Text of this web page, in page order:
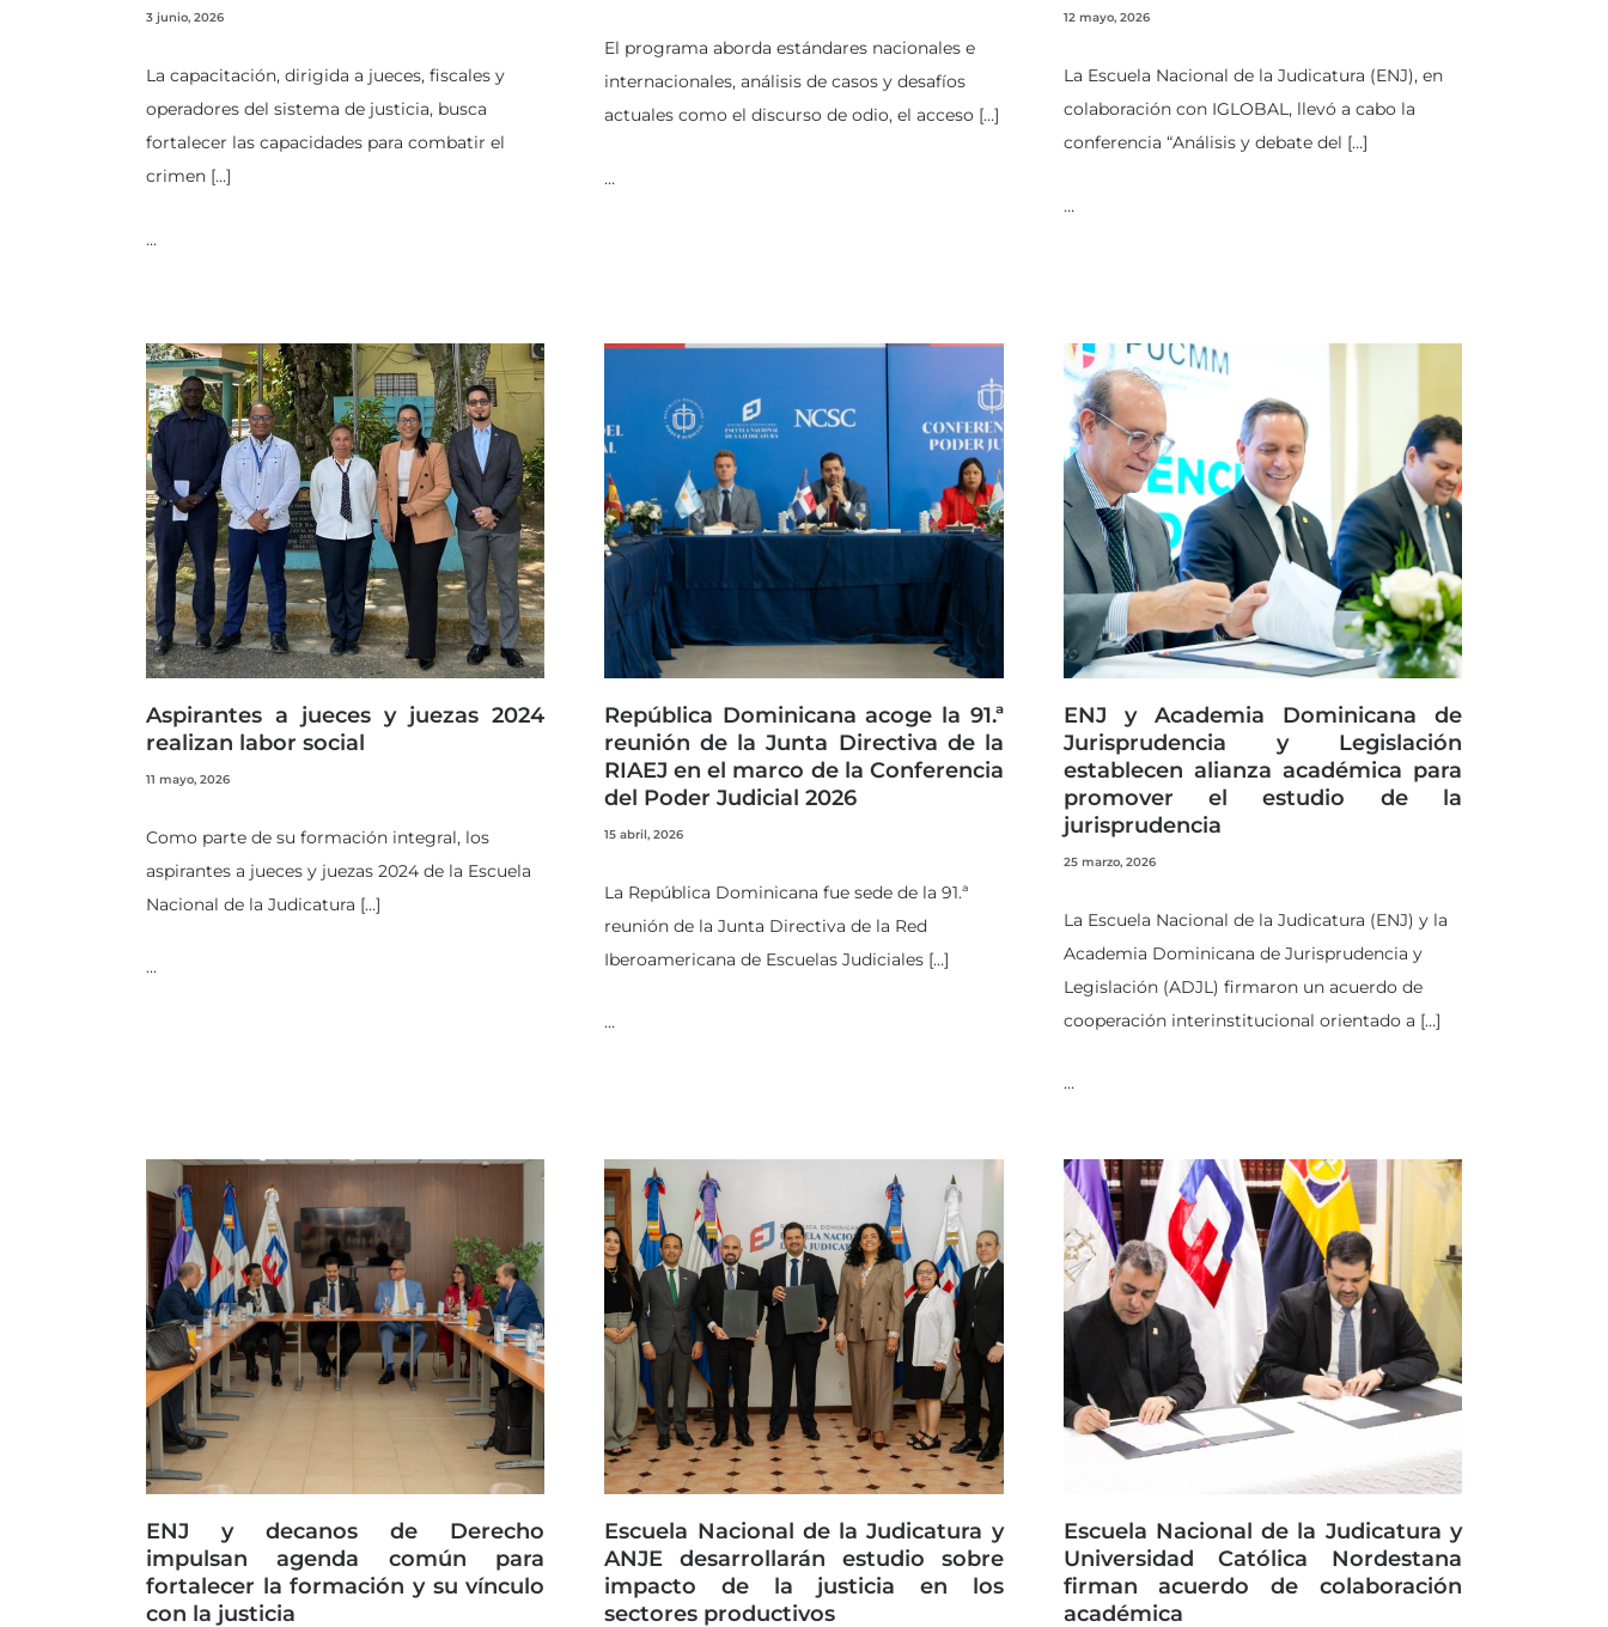
3 junio, 2026
La capacitación, dirigida a jueces, fiscales y
operadores del sistema de justicia, busca
fortalecer las capacidades para combatir el
crimen […]
…
El programa aborda estándares nacionales e
internacionales, análisis de casos y desafíos
actuales como el discurso de odio, el acceso […]
…
12 mayo, 2026
La Escuela Nacional de la Judicatura (ENJ), en
colaboración con IGLOBAL, llevó a cabo la
conferencia “Análisis y debate del […]
…
Aspirantes a jueces y juezas 2024
realizan labor social
11 mayo, 2026
Como parte de su formación integral, los
aspirantes a jueces y juezas 2024 de la Escuela
Nacional de la Judicatura […]
…
República Dominicana acoge la 91.ª
reunión de la Junta Directiva de la
RIAEJ en el marco de la Conferencia
del Poder Judicial 2026
15 abril, 2026
La República Dominicana fue sede de la 91.ª
reunión de la Junta Directiva de la Red
Iberoamericana de Escuelas Judiciales […]
…
ENJ y Academia Dominicana de
Jurisprudencia y Legislación
establecen alianza académica para
promover el estudio de la
jurisprudencia
25 marzo, 2026
La Escuela Nacional de la Judicatura (ENJ) y la
Academia Dominicana de Jurisprudencia y
Legislación (ADJL) firmaron un acuerdo de
cooperación interinstitucional orientado a […]
…
ENJ y decanos de Derecho
impulsan agenda común para
fortalecer la formación y su vínculo
con la justicia
Escuela Nacional de la Judicatura y
ANJE desarrollarán estudio sobre
impacto de la justicia en los
sectores productivos
Escuela Nacional de la Judicatura y
Universidad Católica Nordestana
firman acuerdo de colaboración
académica